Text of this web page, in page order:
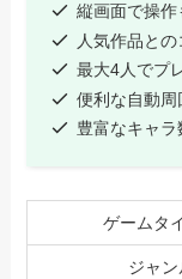
縦画面で操
人気作品と
最大4人でプ
便利な自動周
豊富なキャ
ゲームタ
ジャン